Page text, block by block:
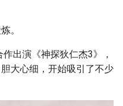
。
出演《神探狄仁杰3》，
大心细，开始吸引了不少